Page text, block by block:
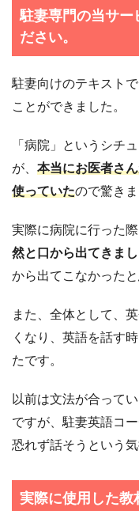
駐妻専門の当サー
ださい。
駐妻向けのテキスト
ことができました。
「病院」というシチ
が、 本当にお医者さ
使っていたので驚きま
実際に病院に行った際
然と口から出てきま
から出てこなかったと
また、全体として、
くなり、英語を話す
たです。
以前は文法が合って
ですが、駐妻英語コ
恐れず話そうという
実際に使用した教